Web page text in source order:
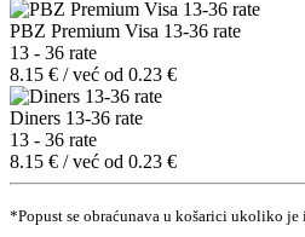
PBZ Premium Visa 13-36 rate
13 - 36 rate
8.15 € / već od 0.23 €
Diners 13-36 rate
13 - 36 rate
8.15 € / već od 0.23 €
*Popust se obraćunava u košarici ukoliko je